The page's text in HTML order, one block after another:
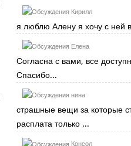
Кирилл
я люблю Алену я хочу с ней
Елена
Согласна с вами, все
Спасибо...
нина
страшные вещи за которые
расплата только ...
Консол